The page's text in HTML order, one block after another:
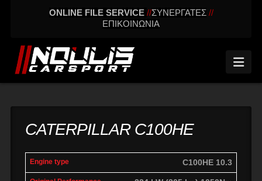
ONLINE FILE SERVICE //ΣΥΝΕΡΓΑΤΕΣ //
ΕΠΙΚΟΙΝΩΝΙΑ
CATERPILLAR C100HE
Engine
Original
with
Vmax Difference
C100HE 10.3